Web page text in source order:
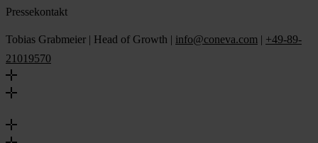
Pressekontakt
Tobias Grabmeier | Head of Growth | info@coneva.com | +49-89-
21019570